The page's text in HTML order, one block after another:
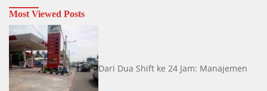
Most Viewed Posts
Dari Dua Shift ke 24 Jam: Manajemen